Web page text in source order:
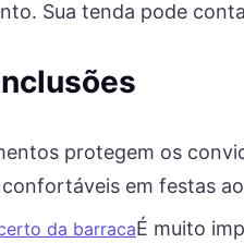
Sua tenda pode
protegem os
​​em festas
da barracaÉ muito